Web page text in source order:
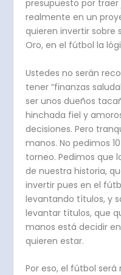
presupuesto por
realmente en un
quieren invertir sobre
Oro, en el fútbol la
Ustedes no serán
tener “finanzas
ser unos dueños
hinchada fiel y
decisiones. Pero
manos. No pedimos
torneo. Pedimos que
de nuestra historia,
invertir pues en el
levantando títulos, y
levantar títulos, que
manos está decidir
quieren estar.
Por eso, el fútbol